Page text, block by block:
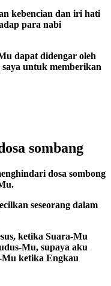
kebencian dan iri hati
para nabi
dapat didengar oleh
untuk memberikan
sombang
dosa sombong
seseorang dalam
ketika Suara-Mu
Mu, supaya aku
ketika Engkau